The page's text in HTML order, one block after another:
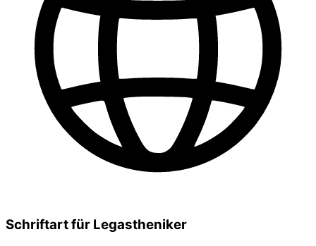
Schriftart für Legastheniker